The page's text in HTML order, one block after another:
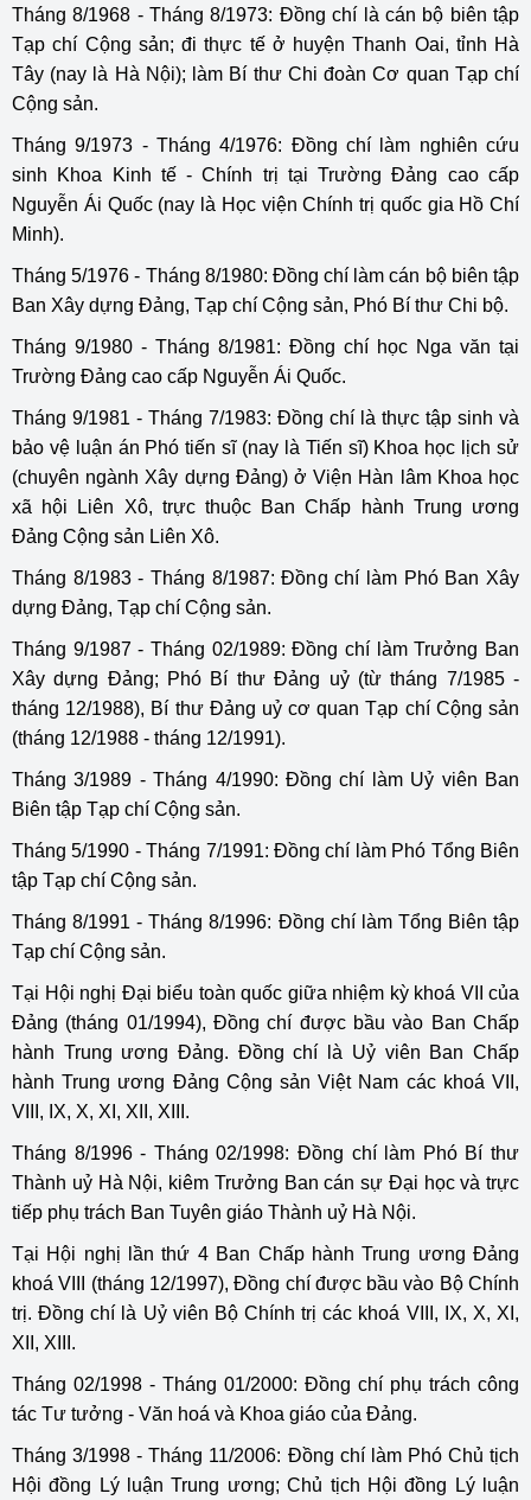
Tháng 8/1968 - Tháng 8/1973: Đồng chí là cán bộ biên tập
Tạp chí Cộng sản; đi thực tế ở huyện Thanh Oai, tỉnh Hà
Tây (nay là Hà Nội); làm Bí thư Chi đoàn Cơ quan Tạp chí
Cộng sản.
Tháng 9/1973 - Tháng 4/1976: Đồng chí làm nghiên cứu
sinh Khoa Kinh tế - Chính trị tại Trường Đảng cao cấp
Nguyễn Ái Quốc (nay là Học viện Chính trị quốc gia Hồ Chí
Minh).
Tháng 5/1976 - Tháng 8/1980: Đồng chí làm cán bộ biên tập
Ban Xây dựng Đảng, Tạp chí Cộng sản, Phó Bí thư Chi bộ.
Tháng 9/1980 - Tháng 8/1981: Đồng chí học Nga văn tại
Trường Đảng cao cấp Nguyễn Ái Quốc.
Tháng 9/1981 - Tháng 7/1983: Đồng chí là thực tập sinh và
bảo vệ luận án Phó tiến sĩ (nay là Tiến sĩ) Khoa học lịch sử
(chuyên ngành Xây dựng Đảng) ở Viện Hàn lâm Khoa học
xã hội Liên Xô, trực thuộc Ban Chấp hành Trung ương
Đảng Cộng sản Liên Xô.
Tháng 8/1983 - Tháng 8/1987: Đồng chí làm Phó Ban Xây
dựng Đảng, Tạp chí Cộng sản.
Tháng 9/1987 - Tháng 02/1989: Đồng chí làm Trưởng Ban
Xây dựng Đảng; Phó Bí thư Đảng uỷ (từ tháng 7/1985 -
tháng 12/1988), Bí thư Đảng uỷ cơ quan Tạp chí Cộng sản
(tháng 12/1988 - tháng 12/1991).
Tháng 3/1989 - Tháng 4/1990: Đồng chí làm Uỷ viên Ban
Biên tập Tạp chí Cộng sản.
Tháng 5/1990 - Tháng 7/1991: Đồng chí làm Phó Tổng Biên
tập Tạp chí Cộng sản.
Tháng 8/1991 - Tháng 8/1996: Đồng chí làm Tổng Biên tập
Tạp chí Cộng sản.
Tại Hội nghị Đại biểu toàn quốc giữa nhiệm kỳ khoá VII của
Đảng (tháng 01/1994), Đồng chí được bầu vào Ban Chấp
hành Trung ương Đảng. Đồng chí là Uỷ viên Ban Chấp
hành Trung ương Đảng Cộng sản Việt Nam các khoá VII,
VIII, IX, X, XI, XII, XIII.
Tháng 8/1996 - Tháng 02/1998: Đồng chí làm Phó Bí thư
Thành uỷ Hà Nội, kiêm Trưởng Ban cán sự Đại học và trực
tiếp phụ trách Ban Tuyên giáo Thành uỷ Hà Nội.
Tại Hội nghị lần thứ 4 Ban Chấp hành Trung ương Đảng
khoá VIII (tháng 12/1997), Đồng chí được bầu vào Bộ Chính
trị. Đồng chí là Uỷ viên Bộ Chính trị các khoá VIII, IX, X, XI,
XII, XIII.
Tháng 02/1998 - Tháng 01/2000: Đồng chí phụ trách công
tác Tư tưởng - Văn hoá và Khoa giáo của Đảng.
Tháng 3/1998 - Tháng 11/2006: Đồng chí làm Phó Chủ tịch
Hội đồng Lý luận Trung ương; Chủ tịch Hội đồng Lý luận